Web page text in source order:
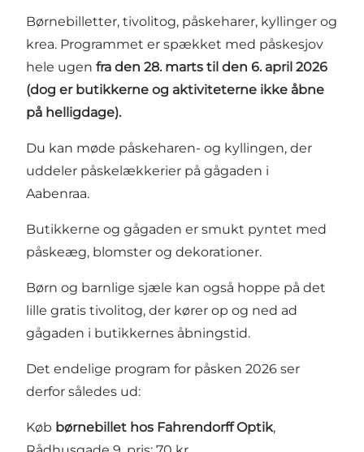
Børnebilletter, tivolitog, påskeharer, kyllinger og
krea. Programmet er spækket med påskesjov
hele ugen fra den 28. marts til den 6. april 2026
(dog er butikkerne og aktiviteterne ikke åbne
på helligdage).
Du kan møde påskeharen- og kyllingen, der
uddeler påskelækkerier på gågaden i
Aabenraa.
Butikkerne og gågaden er smukt pyntet med
påskeæg, blomster og dekorationer.
Børn og barnlige sjæle kan også hoppe på det
lille gratis tivolitog, der kører op og ned ad
gågaden i butikkernes åbningstid.
Det endelige program for påsken 2026 ser
derfor således ud:
Køb børnebillet hos Fahrendorff Optik,